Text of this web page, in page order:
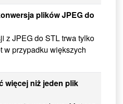
plików JPEG do
z JPEG do STL trwa tylko
w przypadku większych
więcej niż jeden plik